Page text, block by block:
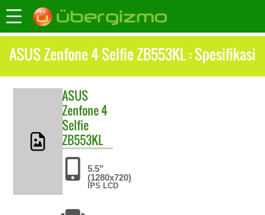
ASUS Zenfone 4 Selfie ZB553KL : Spesifikasi
ASUS
Zenfone 4
Selfie
ZB553KL
5.5"
(1280x720)
IPS LCD